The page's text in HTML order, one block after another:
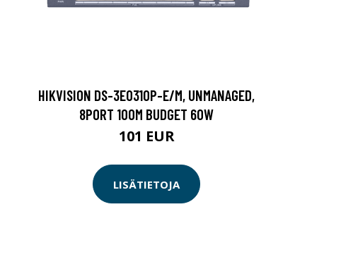
HIKVISION DS-3E0310P-E/M, UNMANAGED,
8PORT 100M BUDGET 60W
101 EUR
LISÄTIETOJA